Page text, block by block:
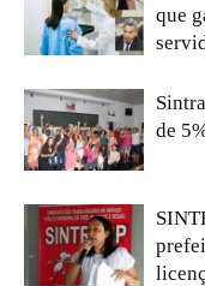
que
de